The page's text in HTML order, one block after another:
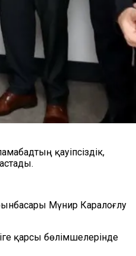
қауіпсіздік,
Мүнир Каралоғлу
қарсы бөлімшелерінде